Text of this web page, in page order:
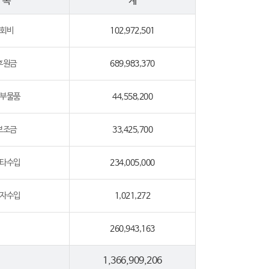
회비 102,972,501
원금 689,983,370
물품 44,558,200
조금 33,425,700
수입 234,005,000
수입 1,021,272
260,943,163
1,366,909,206